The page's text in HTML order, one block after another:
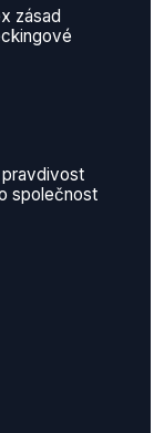
zásad
společnost